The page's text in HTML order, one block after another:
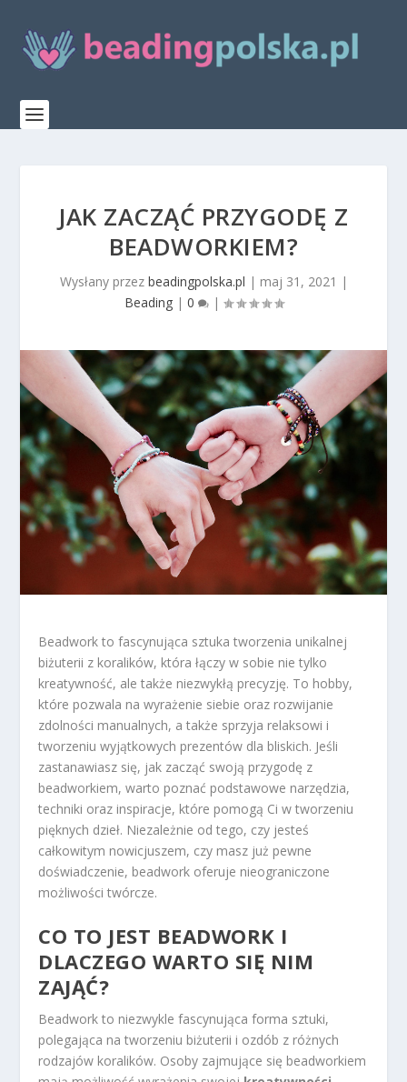
JAK ZACZĄĆ PRZYGODĘ Z
BEADWORKIEM?
Wysłany przez beadingpolska.pl | maj 31, 2021 |
Beading| 0 |
Beadwork to fascynująca sztuka tworzenia unikalnej
biżuterii z koralików, która łączy w sobie nie tylko
kreatywność, ale także niezwykłą precyzję. To hobby,
które pozwala na wyrażenie siebie oraz rozwijanie
zdolności manualnych, a także sprzyja relaksowi i
tworzeniu wyjątkowych prezentów dla bliskich. Jeśli
zastanawiasz się, jak zacząć swoją przygodę z
beadworkiem, warto poznać podstawowe narzędzia,
techniki oraz inspiracje, które pomogą Ci w tworzeniu
pięknych dzieł. Niezależnie od tego, czy jesteś
całkowitym nowicjuszem, czy masz już pewne
doświadczenie, beadwork oferuje nieograniczone
możliwości twórcze.
CO TO JEST BEADWORK I
DLACZEGO WARTO SIĘ NIM
ZAJĄĆ?
Beadwork to niezwykle fascynująca forma sztuki,
polegająca na tworzeniu biżuterii i ozdób z różnych
rodzajów koralików. Osoby zajmujące się beadworkiem